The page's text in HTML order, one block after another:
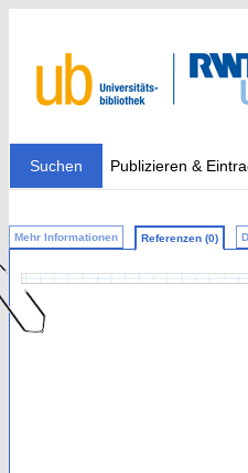
Suchen Publizieren &
Mehr Informationen Referenzen (0)